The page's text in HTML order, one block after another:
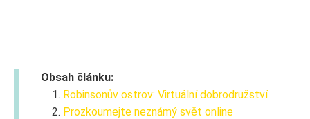
Obsah článku:
Robinsonův ostrov: Virtuální dobrodružství
Prozkoumejte neznámý svět online